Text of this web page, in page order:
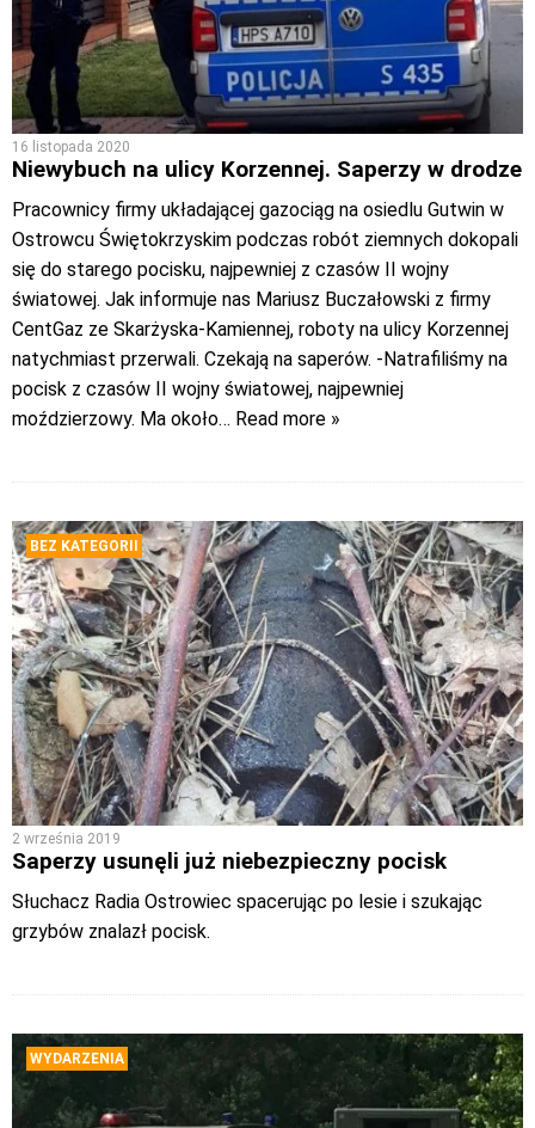
16 listopada 2020
Niewybuch na ulicy Korzennej. Saperzy w drodze
Pracownicy firmy układającej gazociąg na osiedlu Gutwin w
Ostrowcu Świętokrzyskim podczas robót ziemnych dokopali
się do starego pocisku, najpewniej z czasów II wojny
światowej. Jak informuje nas Mariusz Buczałowski z firmy
CentGaz ze Skarżyska-Kamiennej, roboty na ulicy Korzennej
natychmiast przerwali. Czekają na saperów. -Natrafiliśmy na
pocisk z czasów II wojny światowej, najpewniej
moździerzowy. Ma około… Read more »
BEZ KATEGORII
2 września 2019
Saperzy usunęli już niebezpieczny pocisk
Słuchacz Radia Ostrowiec spacerując po lesie i szukając
grzybów znalazł pocisk.
WYDARZENIA